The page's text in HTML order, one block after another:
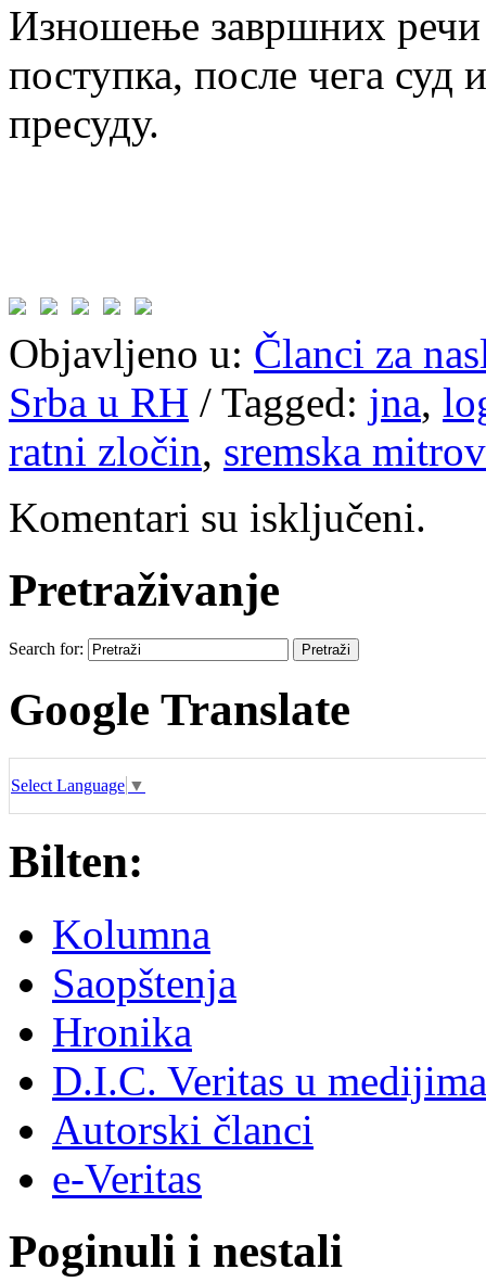
Изношење завршних речи
поступка, после чега суд
пресуду.
Objavljeno u: Članci za
Srba u RH / Tagged: jna,
ratni zločin, sremska
Komentari su isključeni.
Pretraživanje
Search for:
Google Translate
Select Language ▼
Bilten:
Kolumna
Saopštenja
Hronika
D.I.C. Veritas u medijima
Autorski članci
e-Veritas
Poginuli i nestali